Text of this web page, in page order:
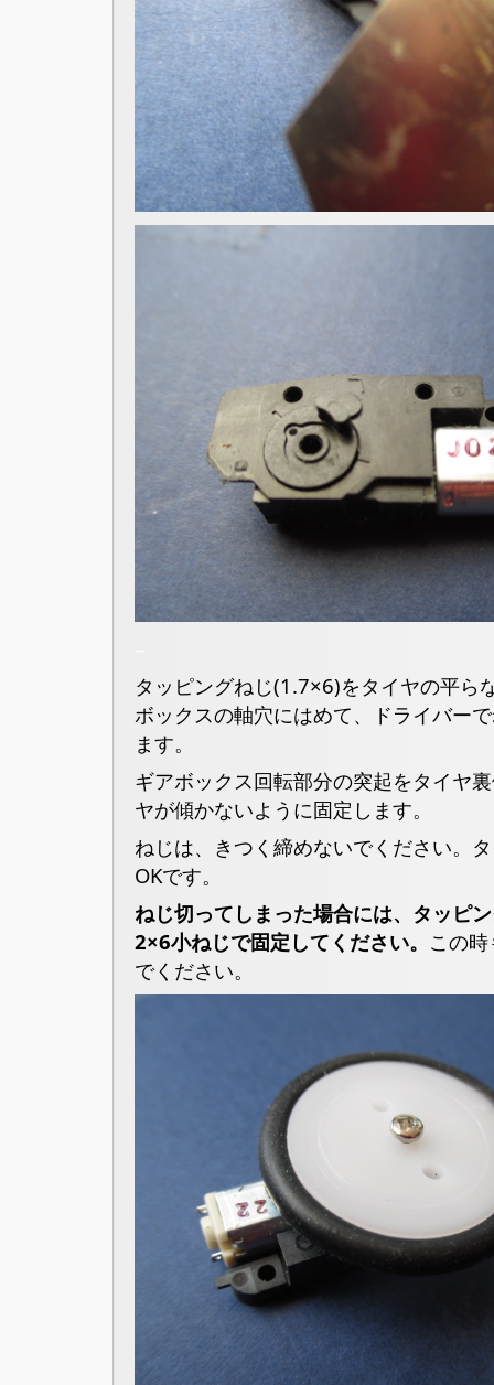
タッピングねじ(1.7×6)をタイヤの平ら
ボックスの軸穴にはめて、ドライバー
ます。
ギアボックス回転部分の突起をタイヤ
ヤが傾かないように固定します。
ねじは、きつく締めないでください。
OKです。
ねじ切ってしまった場合には、タッピ
2×6小ねじで固定してください。 この
でください。